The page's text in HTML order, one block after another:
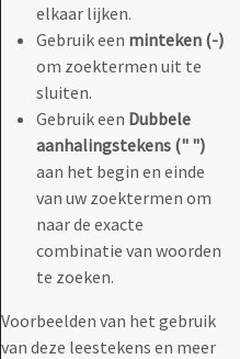
elkaar lijken.
Gebruik een minteken (-)
om zoektermen uit te
sluiten.
Gebruik een Dubbele
aanhalingstekens (" ")
aan het begin en einde
van uw zoektermen om
naar de exacte
combinatie van woorden
te zoeken.
Voorbeelden van het gebruik
van deze leestekens en meer